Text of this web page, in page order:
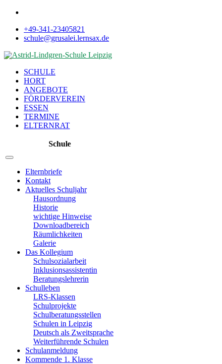
+49-341-23405821
schule@grusalei.lernsax.de
SCHULE
HORT
ANGEBOTE
FÖRDERVEREIN
ESSEN
TERMINE
ELTERNRAT
Schule
Elternbriefe
Kontakt
Aktuelles Schuljahr
Hausordnung
Historie
wichtige Hinweise
Downloadbereich
Räumlichkeiten
Galerie
Das Kollegium
Schulsozialarbeit
Inklusionsassistentin
Beratungslehrerin
Schulleben
LRS-Klassen
Schulprojekte
Schulberatungsstellen
Schulen in Leipzig
Deutsch als Zweitsprache
Weiterführende Schulen
Schulanmeldung
Kommende 1. Klasse